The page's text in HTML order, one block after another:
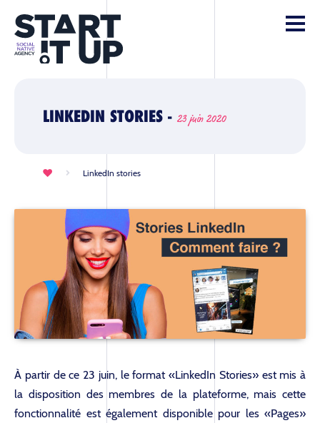
LINKEDIN STORIES - 23 juin 2020
LinkedIn stories
À partir de ce 23 juin, le format «LinkedIn Stories» est mis à
la disposition des membres de la plateforme, mais cette
fonctionnalité est également disponible pour les «Pages»